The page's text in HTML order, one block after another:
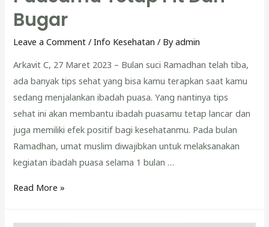
Bugar
Leave a Comment /Info Kesehatan / Byadmin
Arkavit C, 27 Maret 2023 – Bulan suci Ramadhan telah tiba,
ada banyak tips sehat yang bisa kamu terapkan saat kamu
sedang menjalankan ibadah puasa. Yang nantinya tips
sehat ini akan membantu ibadah puasamu tetap lancar dan
juga memiliki efek positif bagi kesehatanmu. Pada bulan
Ramadhan, umat muslim diwajibkan untuk melaksanakan
kegiatan ibadah puasa selama 1 bulan …
5
Read More »